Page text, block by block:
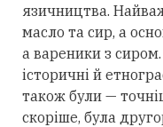
язичництва.
масло та сир, а
а вареники з
історичні й
також були —
скоріше, була